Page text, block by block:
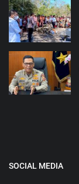
SOCIAL MEDIA